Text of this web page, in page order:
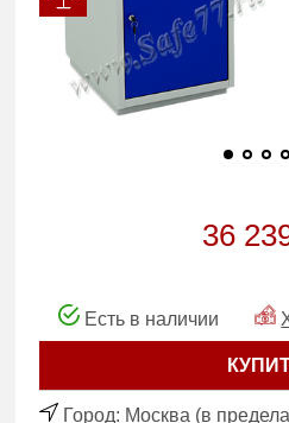
36
Есть в наличии
Город: Москва (в